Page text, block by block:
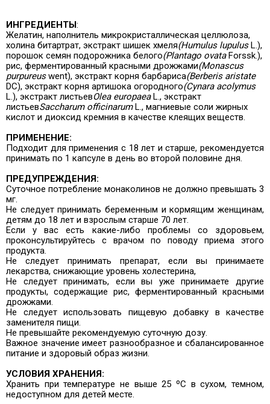
ИНГРЕДИЕНТЫ:
Желатин, наполнитель микрокристаллическая целлюлоза,
холина битартрат, экстракт шишек хмеля(Humulus lupulusL.),
порошок семян подорожника белого(Plantago ovataForssk.),
рис, ферментированный красными дрожжами(Monascus
purpureuswent), экстракт корня барбариса(Berberis aristate
DC), экстракт корня артишока огородного(Cynara acolymus
L.), экстракт листьевOlea europaeaL., экстракт
листьевSaccharum officinarumL., магниевые соли жирных
кислот и диоксид кремния в качестве клеящих веществ.
ПРИМЕНЕНИЕ:
Подходит для применения с 18 лет и старше, рекомендуется
принимать по 1 капсуле в день во второй половине дня.
ПРЕДУПРЕЖДЕНИЯ:
Суточное потребление монаколинов не должно превышать 3
мг.
Не следует принимать беременным и кормящим женщинам,
детям до 18 лет и взрослым старше 70 лет.
Если у вас есть какие-либо проблемы со здоровьем,
проконсультируйтесь с врачом по поводу приема этого
продукта.
Не следует принимать препарат, если вы принимаете
лекарства, снижающие уровень холестерина,
Не следует принимать, если вы уже принимаете другие
продукты, содержащие рис, ферментированный красными
дрожжами.
Не следует использовать пищевую добавку в качестве
заменителя пищи.
Не превышайте рекомендуемую суточную дозу.
Важное значение имеет разнообразное и сбалансированное
питание и здоровый образ жизни.
УСЛОВИЯ ХРАНЕНИЯ:
Хранить при температуре не выше 25 ºC в сухом, темном,
недоступном для детей месте.